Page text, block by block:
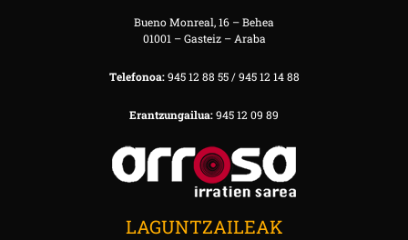
Bueno Monreal, 16 – Behea
01001 – Gasteiz – Araba
Telefonoa:945 12 88 55 / 945 12 14 88
Erantzungailua:945 12 09 89
LAGUNTZAILEAK